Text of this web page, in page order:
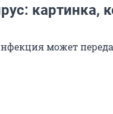
картинка,
может